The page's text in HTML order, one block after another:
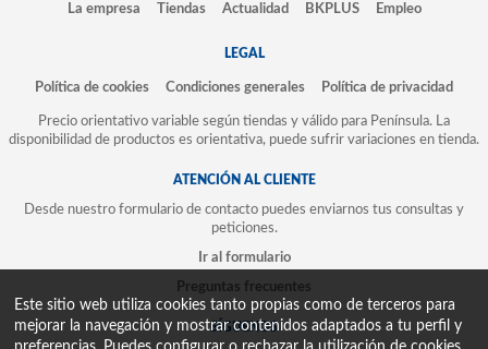
La empresa Tiendas Actualidad BKPLUS Empleo
LEGAL
Política de cookies Condiciones generales Política de privacidad
Precio orientativo variable según tiendas y válido para Península. La
disponibilidad de productos es orientativa, puede sufrir variaciones en tienda.
ATENCIÓN AL CLIENTE
Desde nuestro formulario de contacto puedes enviarnos tus consultas y
peticiones.
Ir al formulario
Preguntas frecuentes
SÍGUENOS
Este sitio web utiliza cookies tanto propias como de terceros para
mejorar la navegación y mostrar contenidos adaptados a tu perfil y